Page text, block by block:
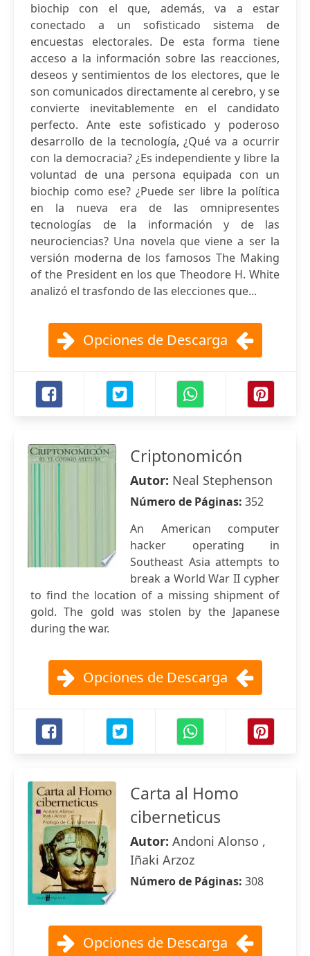
biochip con el que, además, va a estar
conectado a un sofisticado sistema de
encuestas electorales. De esta forma tiene
acceso a la información sobre las reacciones,
deseos y sentimientos de los electores, que le
son comunicados directamente al cerebro, y se
convierte inevitablemente en el candidato
perfecto. Ante este sofisticado y poderoso
desarrollo de la tecnología, ¿Qué va a ocurrir
con la democracia? ¿Es independiente y libre la
voluntad de una persona equipada con un
biochip como ese? ¿Puede ser libre la política
en la nueva era de las omnipresentes
tecnologías de la información y de las
neurociencias? Una novela que viene a ser la
versión moderna de los famosos The Making
of the President en los que Theodore H. White
analizó el trasfondo de las elecciones que...
Opciones de Descarga
Criptonomicón
Autor: Neal Stephenson
Número de Páginas: 352
An American computer
hacker operating in
Southeast Asia attempts to
break a World War II cypher
to find the location of a missing shipment of
gold. The gold was stolen by the Japanese
during the war.
Opciones de Descarga
Carta al Homo
ciberneticus
Autor: Andoni Alonso ,
Iñaki Arzoz
Número de Páginas: 308
Opciones de Descarga